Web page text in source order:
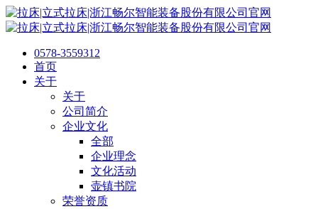
0578-3559312
首页
关于
关于
公司简介
企业文化
全部
企业理念
文化活动
壶镇书院
荣誉资质